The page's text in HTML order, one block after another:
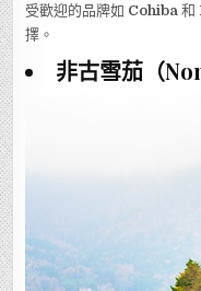
受歡迎的品牌如 Cohiba 和
擇。
非古雪茄（